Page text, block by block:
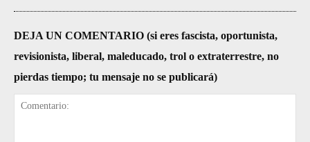
DEJA UN COMENTARIO (si eres fascista, oportunista,
revisionista, liberal, maleducado, trol o extraterrestre, no
pierdas tiempo; tu mensaje no se publicará)